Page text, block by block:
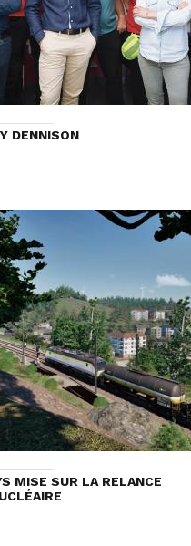
DENNISON
MISE SUR LA RELANCE